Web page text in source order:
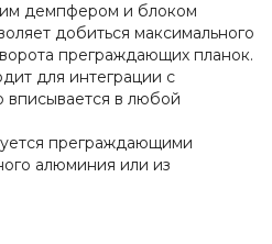
демпфером и блоком
добиться максимального
преграждающих планок.
для интеграции с
в любой
преграждающими
алюминия или из